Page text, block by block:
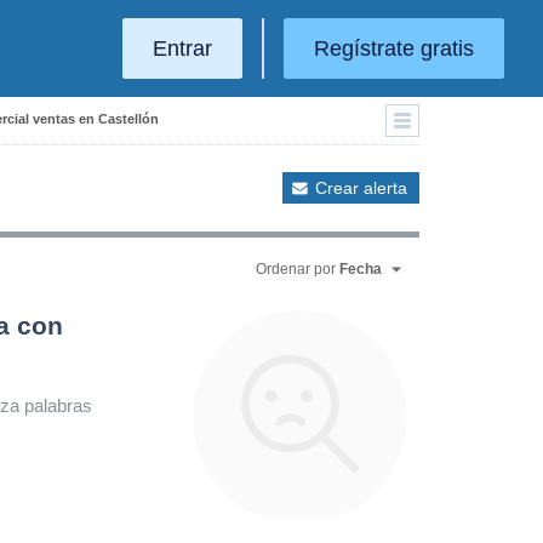
Entrar Regístrate gratis
ventas en Castellón
Crear alerta
Ordenar por Fecha
con
palabras